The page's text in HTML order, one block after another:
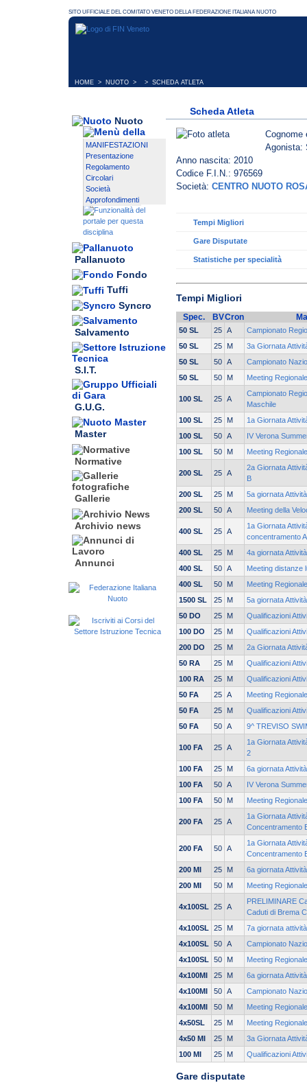
HOME > NUOTO > > SCHEDA ATLETA
Nuoto
MANIFESTAZIONI
Presentazione
Regolamento
Circolari
Società
Approfondimenti
Pallanuoto
Fondo
Tuffi
Syncro
Salvamento
S.I.T.
G.U.G.
Master
Normative
Gallerie
Archivio news
Annunci
Scheda Atleta
Agonista:
Anno nascita: 2010
Codice F.I.N.: 976569
Società: CENTRO NUOTO
Tempi Migliori
Gare Disputate
Statistiche per specialità
Tempi Migliori
Spec. BVCron
50 SL 25 A
Campionato
50 SL
25 M
3a Giornata
50 SL
50 A
Campionato
50 SL
50 M Meeting
100 SL 25 A
Campionato
Maschile
100 SL
25 M
1a Giornata
100 SL
50 A
IV Verona
100 SL
50 M Meeting
200 SL 25 A
2a Giornata
B
200 SL
25 M
5a giornata
200 SL
50 A Meeting della
400 SL 25 A
1a Giornata
concentramento A
400 SL
25 M
4a giornata
400 SL
50 A
Meeting distanze
400 SL
50 M
Meeting
1500 SL
25 M
5a giornata
50 DO
25 M
Qualificazioni
100 DO
25 M
Qualificazioni
200 DO
25 M
2a Giornata
50 RA
25 M
Qualificazioni
100 RA
25 M
Qualificazioni
50 FA
25 A
Meeting
50 FA
25 M
Qualificazioni
50 FA
50 A 9^ TREVISO
100 FA 25 A
1a Giornata
2
100 FA
25 M
6a giornata
100 FA
50 A
IV Verona
100 FA
50 M Meeting
200 FA 25 A
1a Giornata
Concentramento
200 FA 50 A
1a Giornata
Concentramento
200 MI
25 M
6a giornata
200 MI
50 M Meeting
4x100SL 25 A
PRELIMINARE
Caduti di Brema
4x100SL
25 M
7a giornata
4x100SL
50 A
Campionato
4x100SL
50 M
Meeting
4x100MI
25 M
6a giornata
4x100MI
50 A
Campionato
4x100MI
50 M
Meeting
4x50SL
25 M
Meeting
4x50 MI
25 M
3a Giornata
100 MI
25 M Qualificazioni
Gare disputate